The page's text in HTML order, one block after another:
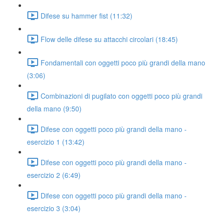
Difese su hammer fist (11:32)
Flow delle difese su attacchi circolari (18:45)
Fondamentali con oggetti poco più grandi della mano
(3:06)
Combinazioni di pugilato con oggetti poco più grandi
della mano (9:50)
Difese con oggetti poco più grandi della mano -
esercizio 1 (13:42)
Difese con oggetti poco più grandi della mano -
esercizio 2 (6:49)
Difese con oggetti poco più grandi della mano -
esercizio 3 (3:04)